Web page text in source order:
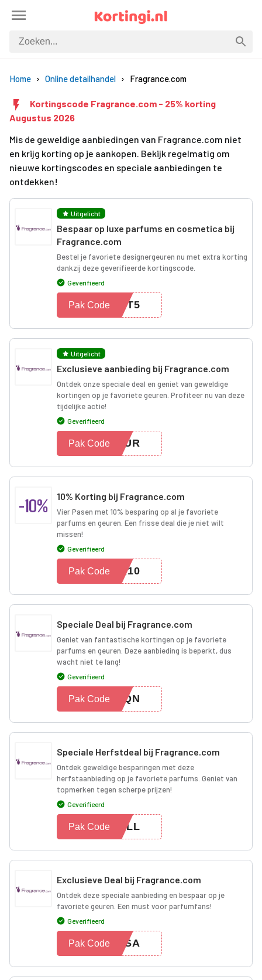
Home Online detailhandel Fragrance.com
Kortingscode Fragrance.com - 25% korting
Augustus 2026
Mis de geweldige aanbiedingen van Fragrance.com niet
en krijg korting op je aankopen. Bekijk regelmatig om
nieuwe kortingscodes en speciale aanbiedingen te
ontdekken!
Uitgelicht
Bespaar op luxe parfums en cosmetica bij
Fragrance.com
Bestel je favoriete designergeuren nu met extra korting
dankzij deze geverifieerde kortingscode.
Geverifieerd
21T5
Pak Code
Uitgelicht
Exclusieve aanbieding bij Fragrance.com
Ontdek onze speciale deal en geniet van geweldige
kortingen op je favoriete geuren. Profiteer nu van deze
tijdelijke actie!
Geverifieerd
OOUR
Pak Code
-10% 10% Korting bij Fragrance.com
Vier Pasen met 10% besparing op al je favoriete
parfums en geuren. Een frisse deal die je niet wilt
missen!
Geverifieerd
ER10
Pak Code
Speciale Deal bij Fragrance.com
Geniet van fantastische kortingen op je favoriete
parfums en geuren. Deze aanbieding is beperkt, dus
wacht niet te lang!
Geverifieerd
LUQN
Pak Code
Speciale Herfstdeal bij Fragrance.com
Ontdek geweldige besparingen met deze
herfstaanbieding op je favoriete parfums. Geniet van
topmerken tegen scherpe prijzen!
Geverifieerd
FALL
Pak Code
Exclusieve Deal bij Fragrance.com
Ontdek deze speciale aanbieding en bespaar op je
favoriete geuren. Een must voor parfumfans!
Geverifieerd
CKSA
Pak Code